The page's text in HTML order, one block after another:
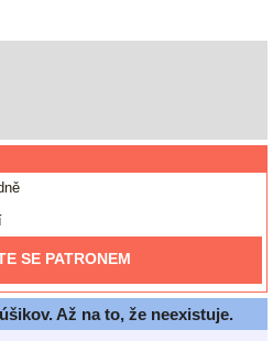
SE PATRONEM
Až na to, že neexistuje.